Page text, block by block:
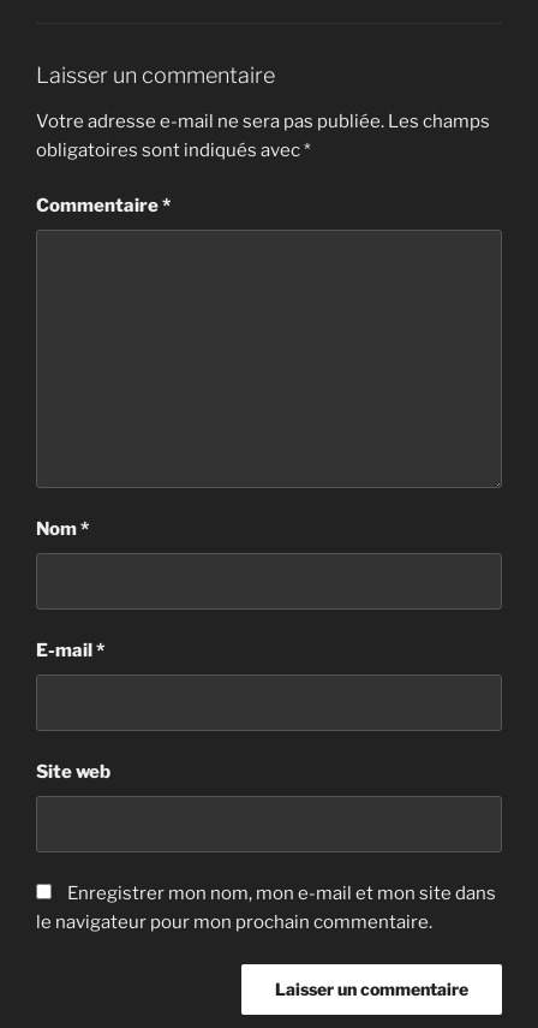
Laisser un commentaire
Votre adresse e-mail ne sera pas publiée. Les champs
obligatoires sont indiqués avec*
Commentaire*
Nom*
E-mail*
Site web
Enregistrer mon nom, mon e-mail et mon site dans
le navigateur pour mon prochain commentaire.